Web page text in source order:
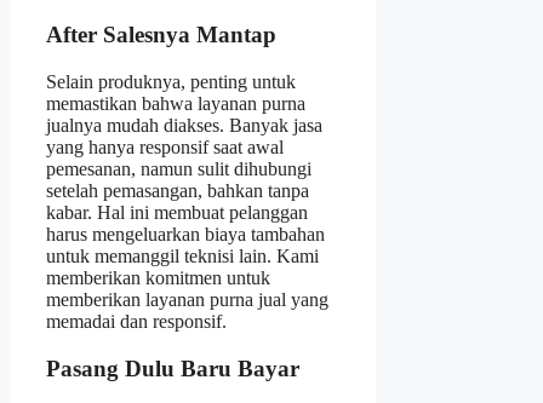
After Salesnya Mantap
Selain produknya, penting untuk
memastikan bahwa layanan purna
jualnya mudah diakses. Banyak jasa
yang hanya responsif saat awal
pemesanan, namun sulit dihubungi
setelah pemasangan, bahkan tanpa
kabar. Hal ini membuat pelanggan
harus mengeluarkan biaya tambahan
untuk memanggil teknisi lain. Kami
memberikan komitmen untuk
memberikan layanan purna jual yang
memadai dan responsif.
Pasang Dulu Baru Bayar